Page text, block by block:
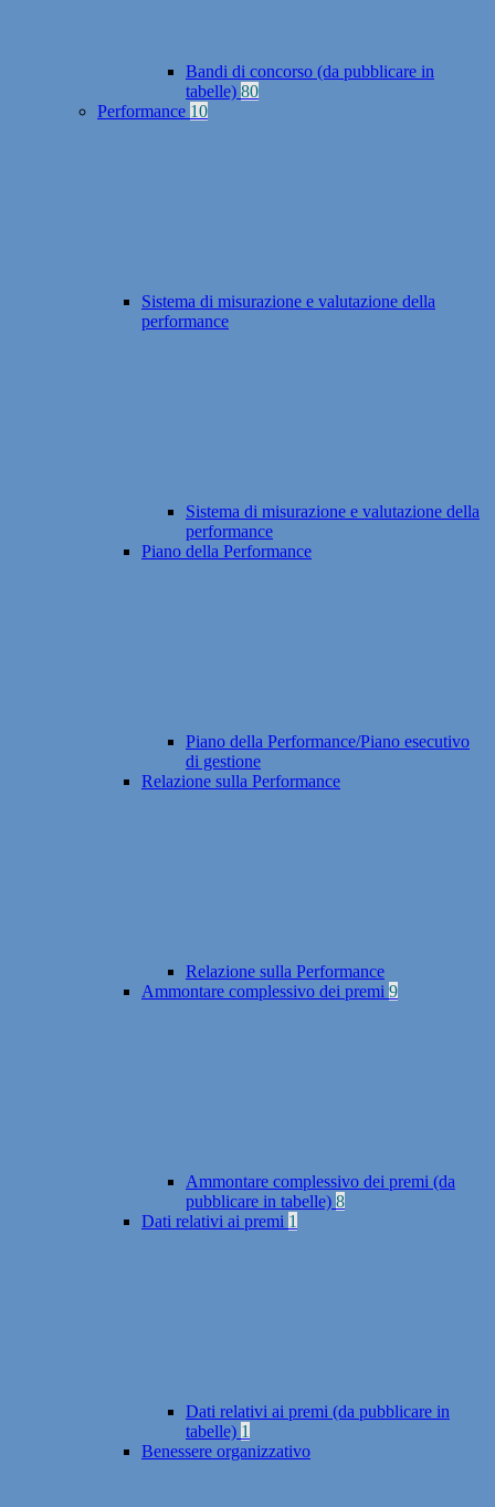
Bandi di concorso (da pubblicare in
tabelle) 80
Performance 10
Sistema di misurazione e valutazione della
performance
Sistema di misurazione e valutazione della
performance
Piano della Performance
Piano della Performance/Piano esecutivo
di gestione
Relazione sulla Performance
Relazione sulla Performance
Ammontare complessivo dei premi 9
Ammontare complessivo dei premi (da
pubblicare in tabelle) 8
Dati relativi ai premi 1
Dati relativi ai premi (da pubblicare in
tabelle) 1
Benessere organizzativo